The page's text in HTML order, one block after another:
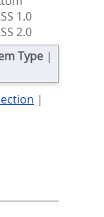
1.0
2.0
Type |
|